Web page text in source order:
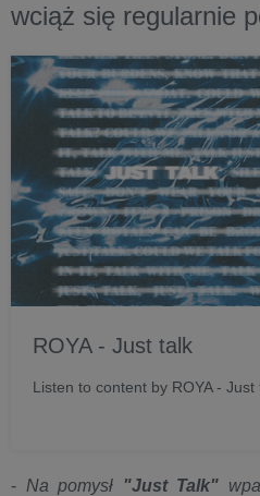
wciąż się regularnie
ROYA - Just talk
Listen to content by ROYA - Just
- Na pomysł "Just Talk"